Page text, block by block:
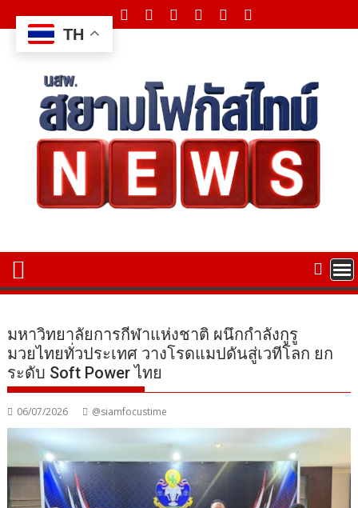
to
content
มหาวิทยาลัยการกีฬาแห่งชาติ ผนึกกำลังกูรู
มวยไทยทั่วประเทศ วางโรดแมปดันสู่เวทีโลก ยก
ระดับ Soft Power ไทย
06/07/2026 @siamfocustime
TH